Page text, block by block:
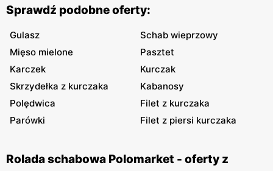
Sprawdź podobne oferty:
Gulasz
Schab wieprzowy
Mięso mielone
Pasztet
Karczek
Kurczak
Skrzydełka z kurczaka
Kabanosy
Polędwica
Filet z kurczaka
Parówki
Filet z piersi kurczaka
Rolada schabowa Polomarket - oferty z